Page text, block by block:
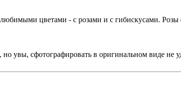
цветами - с розами и с гибискусами.
увы, сфотографировать в оригинальном виде не